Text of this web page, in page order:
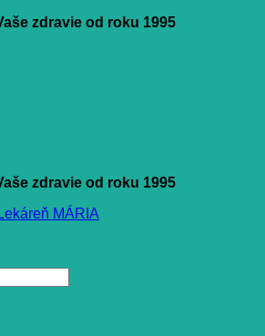
zdravie od roku 1995
zdravie od roku 1995